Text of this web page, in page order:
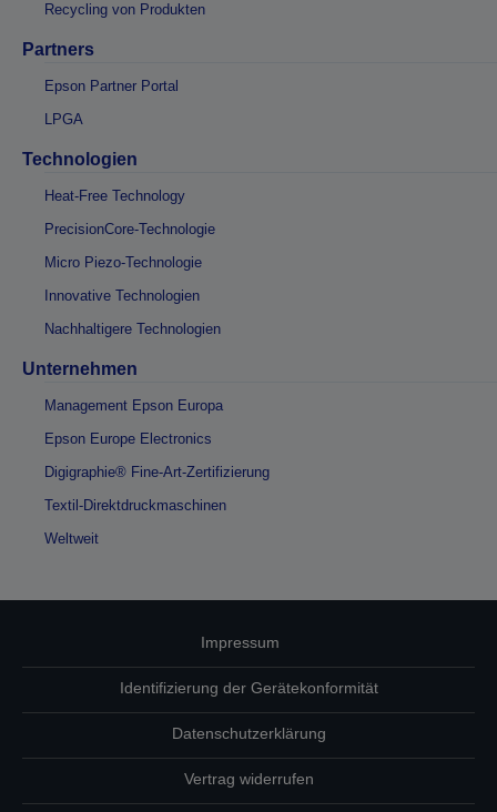
Recycling von Produkten
Partners
Epson Partner Portal
LPGA
Technologien
Heat-Free Technology
PrecisionCore-Technologie
Micro Piezo-Technologie
Innovative Technologien
Nachhaltigere Technologien
Unternehmen
Management Epson Europa
Epson Europe Electronics
Digigraphie® Fine-Art-Zertifizierung
Textil-Direktdruckmaschinen
Weltweit
Impressum
Identifizierung der Gerätekonformität
Datenschutzerklärung
Vertrag widerrufen